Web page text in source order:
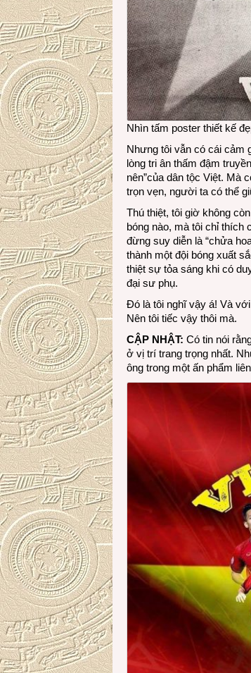
Nhìn tấm poster thiết kế
Nhưng tôi vẫn có cái cảm
lòng tri ân thấm đậm
nên”của dân tộc Việt. Mà
trọn vẹn, người ta có thể
Thú thiệt, tôi giờ không
bóng nào, mà tôi chỉ thích
đừng suy diễn là “chửa
thành một đội bóng xuất
thiệt sự tỏa sáng khi có
đại sư phụ.
Đó là tôi nghĩ vậy á! Và
Nên tôi tiếc vậy thôi mà.
CẬP NHẬT: Có tin nói
ở vị trí trang trọng nhất.
ông trong một ấn phẩm